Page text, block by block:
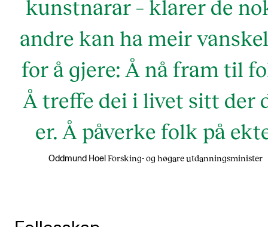
kunstnarar – klarer de
andre kan ha meir
for å gjere: Å nå fram til
Å treffe dei i livet sitt der
er. Å påverke folk på
Oddmund Hoel Forsking- og høgare utdanningsminister